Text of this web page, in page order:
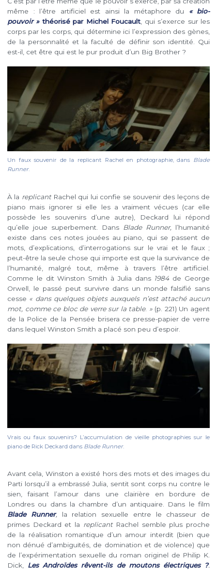
même : l’être artificiel est ainsi la métaphore du « bio-
pouvoir » théorisé par Michel Foucault, qui s’exerce sur les
corps par les corps, qui détermine ici l’expression des gènes,
de la personnalité et la faculté de définir son identité. Qui
est-il, cet être qui est le pur produit d’un Big Brother ?
Un faux souvenir de la replicant Rachel en photographie, dans Blade
Runner.
À la replicantRachel qui lui confie se souvenir des leçons de
piano mais ignorer si elle les a vraiment vécues (car elle
possède les souvenirs d’une autre), Deckard lui répond
qu’elle joue superbement. Dans
Blade Runner, l’humanité
existe dans ces notes jouées au piano, qui se passent de
mots, d’explications, d’interrogations sur le vrai et le faux ;
peut-être la seule chose qui importe est que la survivance de
l’humanité, malgré tout, même à travers l’être artificiel.
Comme le dit Winston Smith à Julia dans 1984 de George
Orwell, le passé peut survivre dans un monde falsifié sans
cesse « dans quelques objets auxquels n’est attaché aucun
mot, comme ce bloc de verre sur la table. » (p. 221) Un agent
de la Police de la Pensée brisera ce presse-papier de verre
dans lequel Winston Smith a placé son peu d’espoir.
Vrais ou faux souvenirs? L’accumulation de vieille photographies sur le
piano de Rick Deckard dans Blade Runner.
Avant cela, Winston a existé hors des mots et des images du
Parti lorsqu’il a embrassé Julia, sentit sont corps nu contre le
sien, faisant l’amour dans une clairière en bordure de
Londres ou dans la chambre d’un antiquaire. Dans le film
Blade Runner, la relation sexuelle entre le chasseur de
primes Deckard et la replicant Rachel semble plus proche
de la réalisation romantique d’un amour interdit (bien que
non dénué d’ambiguïtés, de domination et de violence) que
de l’expérimentation sexuelle du roman originel de Philip K.
Dick, Les Androïdes rêvent-ils de moutons électriques ?.